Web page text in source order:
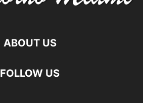
ABOUT US
FOLLOW US